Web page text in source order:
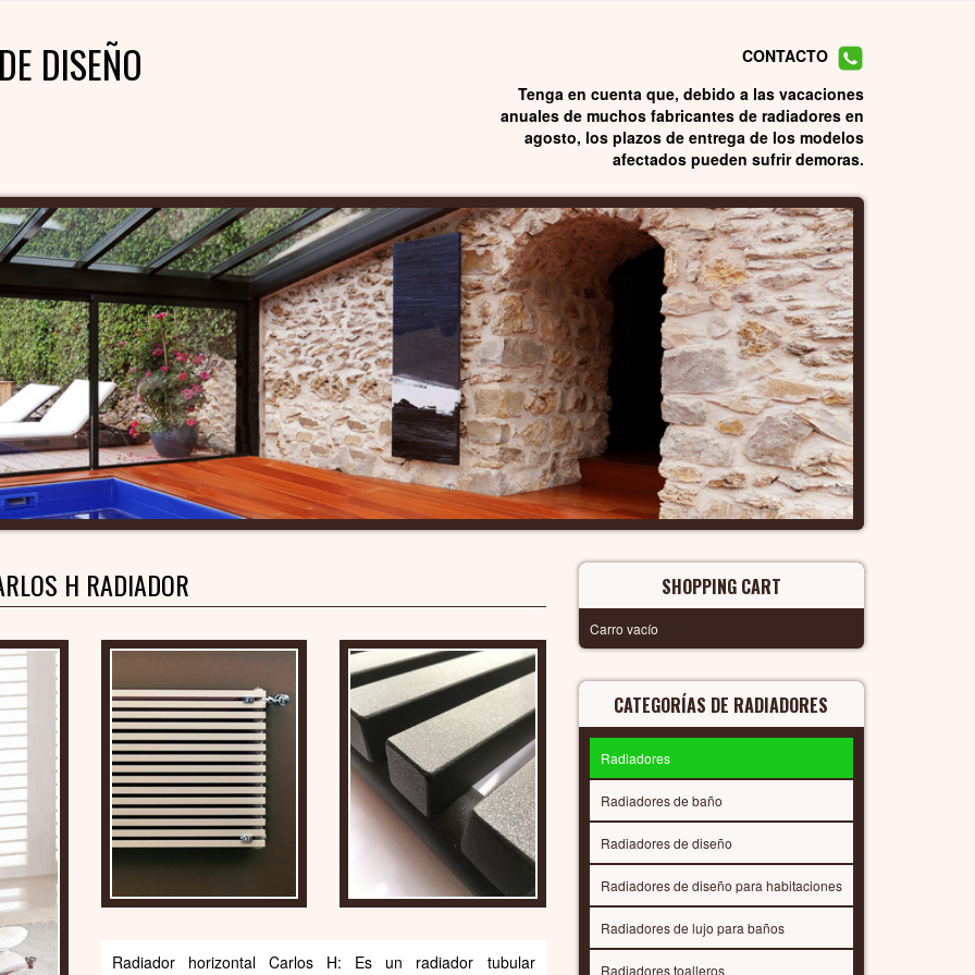
DISEÑO
CONTACTO
Tenga en cuenta que, debido a las vacaciones
anuales de muchos fabricantes de radiadores en
agosto, los plazos de entrega de los modelos
afectados pueden sufrir demoras.
H RADIADOR
Radiador horizontal Carlos H: Es un radiador tubular
SHOPPING CART
Carro vacío
CATEGORÍAS DE RADIADORES
Radiadores
Radiadores de baño
Radiadores de diseño
Radiadores de diseño para habitaciones
Radiadores de lujo para baños
Radiadores toalleros